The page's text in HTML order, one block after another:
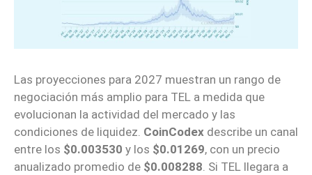
Las proyecciones para 2027 muestran un rango de
negociación más amplio para TEL a medida que
evolucionan la actividad del mercado y las
condiciones de liquidez. CoinCodex describe un canal
entre los $0.003530 y los $0.01269, con un precio
anualizado promedio de $0.008288. Si TEL llegara a